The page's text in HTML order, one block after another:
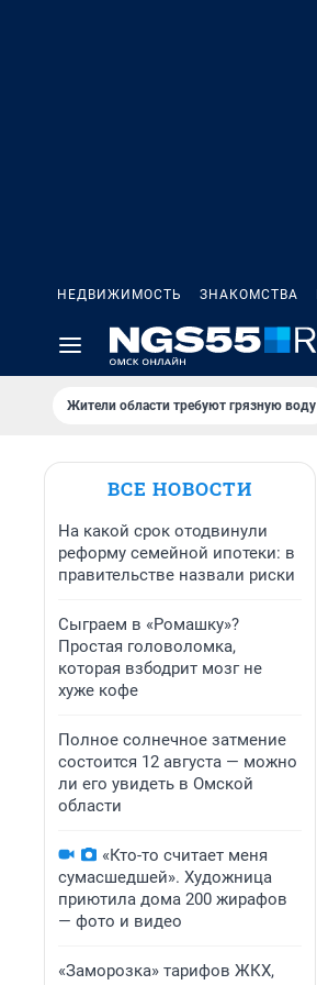
НЕДВИЖИМОСТЬ ЗНАКОМСТВА
Жители области требуют грязную воду
ВСЕ НОВОСТИ
На какой срок отодвинули
реформу семейной ипотеки: в
правительстве назвали риски
Сыграем в «Ромашку»?
Простая головоломка,
которая взбодрит мозг не
хуже кофе
Полное солнечное затмение
состоится 12 августа — можно
ли его увидеть в Омской
области
«Кто-то считает меня
сумасшедшей». Художница
приютила дома 200 жирафов
— фото и видео
«Заморозка» тарифов ЖКХ,